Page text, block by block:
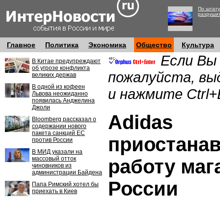
По
Главное Политика Экономика Общество Культура
В Китае предупреждают
об угрозе конфликта
великих держав
В одной из кофеен
Львова неожиданно
появилась Анджелина
Джоли
Bloomberg рассказал о
содержании нового
пакета санкций ЕС
против России
В МИД указали на
массовый отток
чиновников из
администрации Байдена
Папа Римский хотел бы
приехать в Киев
Если Вы
пожалуйста,
и нажмите
Adidas
работу
России